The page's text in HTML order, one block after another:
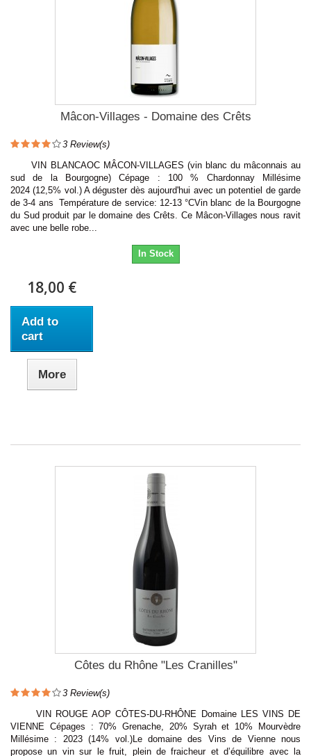
Mâcon-Villages - Domaine des Crêts
3 Review(s)
VIN BLANCAOC MÂCON-VILLAGES (vin blanc du mâconnais au
sud de la Bourgogne) Cépage : 100 % Chardonnay Millésime
2024 (12,5% vol.) A déguster dès aujourd'hui avec un potentiel de garde
de 3-4 ans Température de service: 12-13 °CVin blanc de la Bourgogne
du Sud produit par le domaine des Crêts. Ce Mâcon-Villages nous ravit
avec une belle robe...
In Stock
18,00 €
Add to
cart
More
Côtes du Rhône "Les Cranilles"
3 Review(s)
VIN ROUGE AOP CÔTES-DU-RHÔNE Domaine LES VINS DE
VIENNE Cépages : 70% Grenache, 20% Syrah et 10% Mourvèdre
Millésime : 2023 (14% vol.)Le domaine des Vins de Vienne nous
propose un vin sur le fruit, plein de fraicheur et d’équilibre avec la